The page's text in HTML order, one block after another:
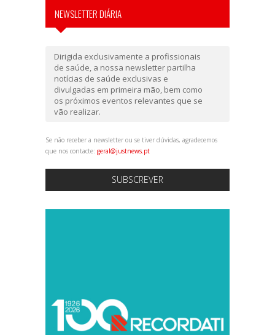
NEWSLETTER DIÁRIA
Dirigida exclusivamente a profissionais
de saúde, a nossa newsletter partilha
notícias de saúde exclusivas e
divulgadas em primeira mão, bem como
os próximos eventos relevantes que se
vão realizar.
Se não receber a newsletter ou se tiver dúvidas, agradecemos
que nos contacte: geral@justnews.pt
SUBSCREVER